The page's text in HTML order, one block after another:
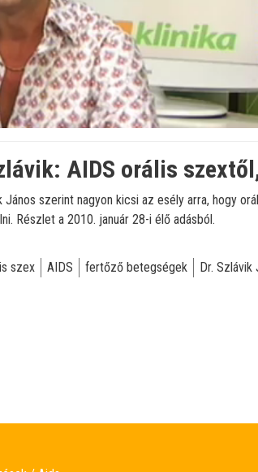
Betöltve:
0%
AIDS orális
János szerint nagyon kicsi az esély arra, hogy
Részlet a 2010. január 28-i élő adásból.
szex AIDS fertőző betegségek Dr. Szlávik